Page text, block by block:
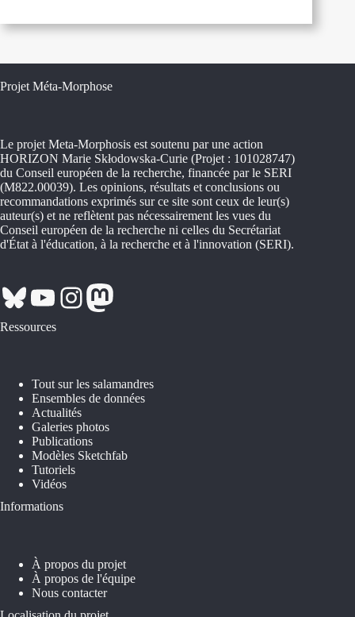
Projet Méta-Morphose
Le projet Meta-Morphosis est soutenu par une action
HORIZON Marie Skłodowska-Curie (Projet : 101028747)
du Conseil européen de la recherche, financée par le SERI
(M822.00039). Les opinions, résultats et conclusions ou
recommandations exprimés sur ce site sont ceux de leur(s)
auteur(s) et ne reflètent pas nécessairement les vues du
Conseil européen de la recherche ni celles du Secrétariat
d'État à l'éducation, à la recherche et à l'innovation (SERI).
Bluesky
YouTube
Instagram
Mastodon
Ressources
Tout sur les salamandres
Ensembles de données
Actualités
Galeries photos
Publications
Modèles Sketchfab
Tutoriels
Vidéos
Informations
À propos du projet
À propos de l'équipe
Nous contacter